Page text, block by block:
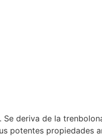
deriva de la
potentes propiedades